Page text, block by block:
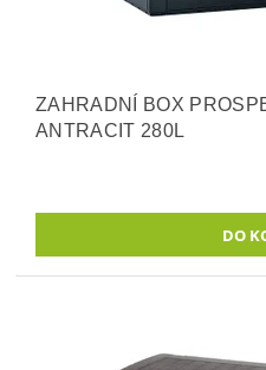
ZAHRADNÍ BOX
ANTRACIT 280L